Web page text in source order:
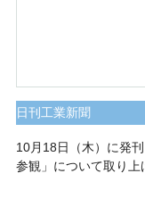
日刊工業新聞
10月18日（木）に発
参観」について取り上